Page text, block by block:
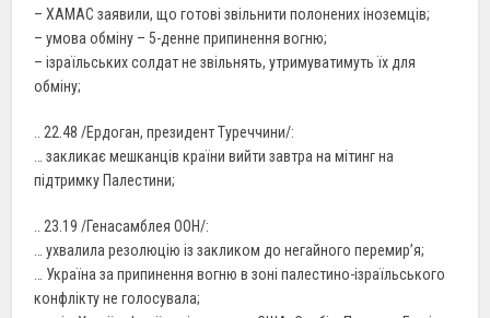
– ХАМАС заявили, що готові звільнити полонених іноземців;
– умова обміну – 5-денне припинення вогню;
– ізраїльських солдат не звільнять, утримуватимуть їх для
обміну;
.. 22.48 /Ердоган, президент Туреччини/:
… закликає мешканців країни вийти завтра на мітинг на
підтримку Палестини;
.. 23.19 /Генасамблея ООН/:
… ухвалила резолюцію із закликом до негайного перемир’я;
… Україна за припинення вогню в зоні палестино-ізраїльського
конфлікту не голосувала;